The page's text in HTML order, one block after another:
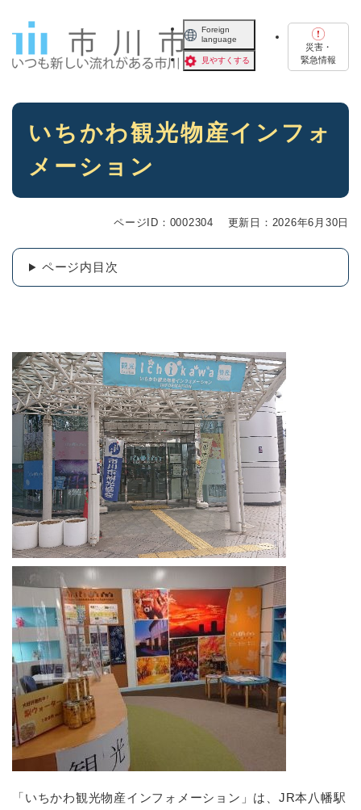
Foreign
language
見やすくする
災害・
緊急情報
本
いちかわ観光物産インフォ
メーション
ページID：0002304 更新日：2026年6月30日
ページ内目次
「いちかわ観光物産インフォメーション」は、JR本八幡駅